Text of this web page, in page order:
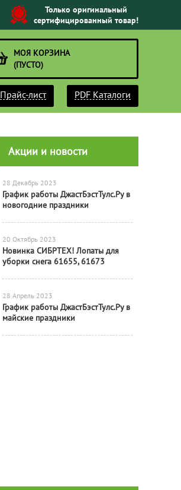
Только оригинальный
сертифицированный товар!
МОЯ КОРЗИНА
(ПУСТО)
Прайс-лист PDF Каталоги
Акции и новости
28 Декабрь 2023
График работы ДжастБэстТулс.Ру в
новогодние праздники
20 Октябрь 2023
Новинка СИБРТЕХ! Лопаты для
уборки снега 61655, 61673
28 Апрель 2023
График работы ДжастБэстТулс.Ру в
майские праздники